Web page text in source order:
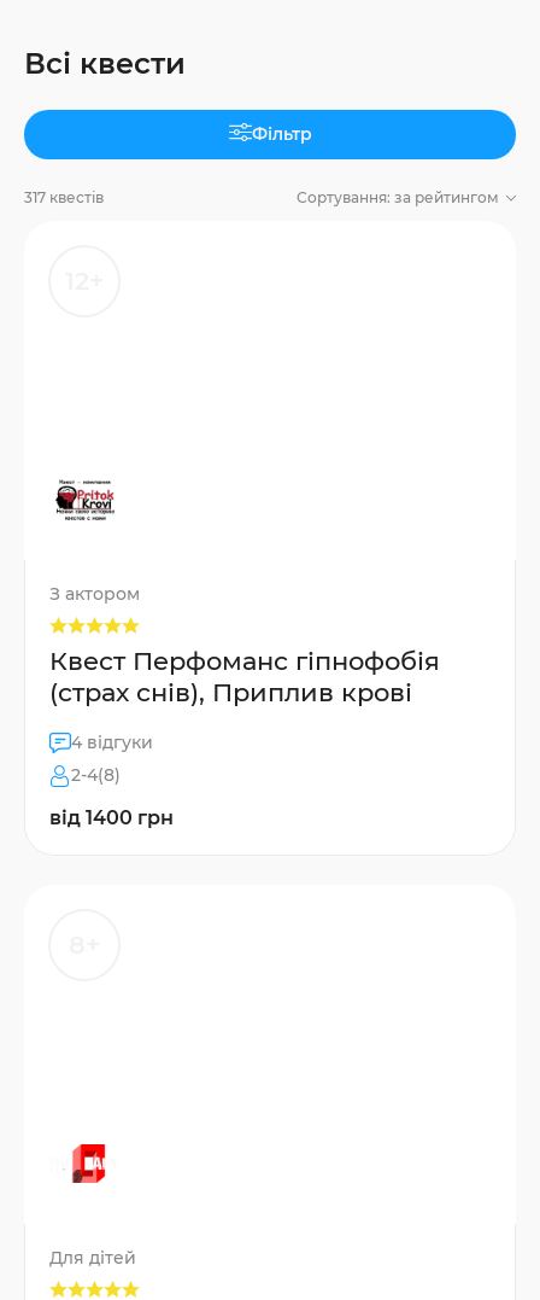
Всі квести
Фільтр
317 квестів Сортування: за рейтингом
З актором
Квест Перфоманс гіпнофобія
(страх снів), Приплив крові
4 відгуки
2-4(8)
від 1400 грн
Для дітей